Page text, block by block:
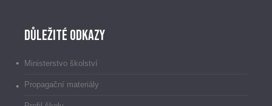
Důležité odkazy
Ministerstvo školství
Propagační materiály